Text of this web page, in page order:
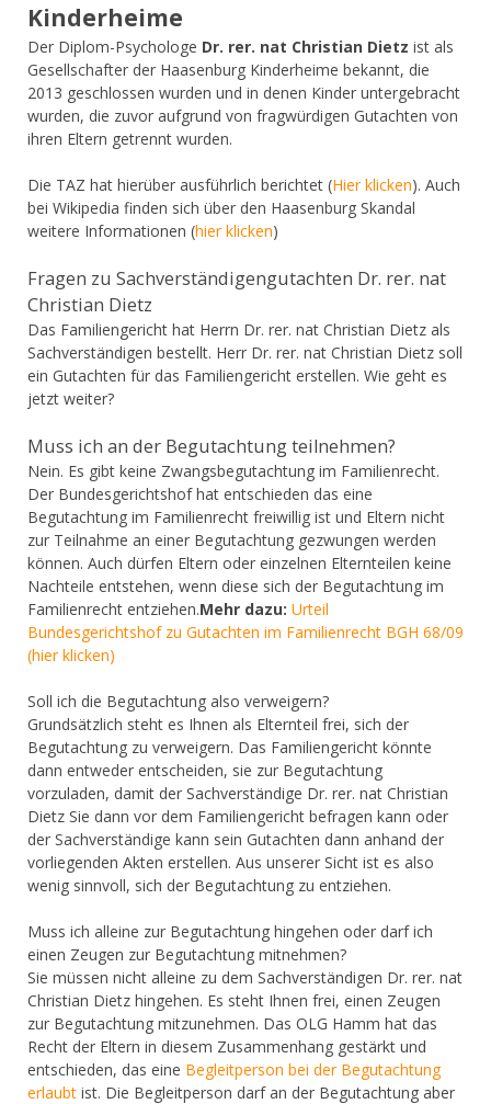
Kinderheime
Der Diplom-Psychologe Dr. rer. nat Christian Dietz ist als
Gesellschafter der Haasenburg Kinderheime bekannt, die
2013 geschlossen wurden und in denen Kinder untergebracht
wurden, die zuvor aufgrund von fragwürdigen Gutachten von
ihren Eltern getrennt wurden.
Die TAZ hat hierüber ausführlich berichtet (Hier klicken). Auch
bei Wikipedia finden sich über den Haasenburg Skandal
weitere Informationen (hier klicken)
Fragen zu Sachverständigengutachten Dr. rer. nat
Christian Dietz
Das Familiengericht hat Herrn Dr. rer. nat Christian Dietz als
Sachverständigen bestellt. Herr Dr. rer. nat Christian Dietz soll
ein Gutachten für das Familiengericht erstellen. Wie geht es
jetzt weiter?
Muss ich an der Begutachtung teilnehmen?
Nein. Es gibt keine Zwangsbegutachtung im Familienrecht.
Der Bundesgerichtshof hat entschieden das eine
Begutachtung im Familienrecht freiwillig ist und Eltern nicht
zur Teilnahme an einer Begutachtung gezwungen werden
können. Auch dürfen Eltern oder einzelnen Elternteilen keine
Nachteile entstehen, wenn diese sich der Begutachtung im
Familienrecht entziehen.Mehr dazu: Urteil
Bundesgerichtshof zu Gutachten im Familienrecht BGH 68/09
(hier klicken)
Soll ich die Begutachtung also verweigern?
Grundsätzlich steht es Ihnen als Elternteil frei, sich der
Begutachtung zu verweigern. Das Familiengericht könnte
dann entweder entscheiden, sie zur Begutachtung
vorzuladen, damit der Sachverständige Dr. rer. nat Christian
Dietz Sie dann vor dem Familiengericht befragen kann oder
der Sachverständige kann sein Gutachten dann anhand der
vorliegenden Akten erstellen. Aus unserer Sicht ist es also
wenig sinnvoll, sich der Begutachtung zu entziehen.
Muss ich alleine zur Begutachtung hingehen oder darf ich
einen Zeugen zur Begutachtung mitnehmen?
Sie müssen nicht alleine zu dem Sachverständigen Dr. rer. nat
Christian Dietz hingehen. Es steht Ihnen frei, einen Zeugen
zur Begutachtung mitzunehmen. Das OLG Hamm hat das
Recht der Eltern in diesem Zusammenhang gestärkt und
entschieden, das eine Begleitperson bei der Begutachtung
erlaubt ist. Die Begleitperson darf an der Begutachtung aber